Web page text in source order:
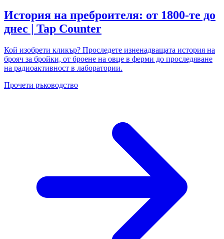
История на преброителя: от 1800-те до
днес | Tap Counter
Кой изобрети кликър? Проследете изненадващата история на
брояч за бройки, от броене на овце в ферми до проследяване
на радиоактивност в лаборатории.
Прочети ръководство